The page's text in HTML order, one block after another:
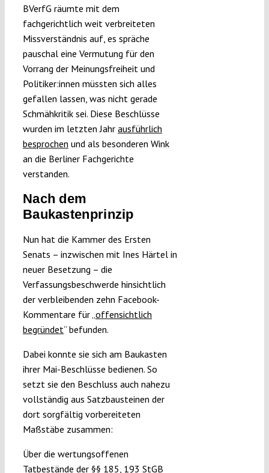
BVerfG räumte mit dem
fachgerichtlich weit verbreiteten
Missverständnis auf, es spräche
pauschal eine Vermutung für den
Vorrang der Meinungsfreiheit und
Politiker:innen müssten sich alles
gefallen lassen, was nicht gerade
Schmähkritik sei. Diese Beschlüsse
wurden im letzten Jahr ausführlich
besprochen und als besonderen Wink
an die Berliner Fachgerichte
verstanden.
Nach dem
Baukastenprinzip
Nun hat die Kammer des Ersten
Senats – inzwischen mit Ines Härtel in
neuer Besetzung – die
Verfassungsbeschwerde hinsichtlich
der verbleibenden zehn Facebook-
Kommentare für „ offensichtlich
begründet“ befunden.
Dabei konnte sie sich am Baukasten
ihrer Mai-Beschlüsse bedienen. So
setzt sie den Beschluss auch nahezu
vollständig aus Satzbausteinen der
dort sorgfältig vorbereiteten
Maßstäbe zusammen:
Über die wertungsoffenen
Tatbestände der §§ 185, 193 StGB